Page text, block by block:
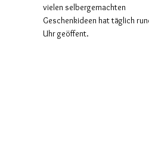
vielen selbergemachten
Geschenkideen hat täglich
Uhr geöffent.